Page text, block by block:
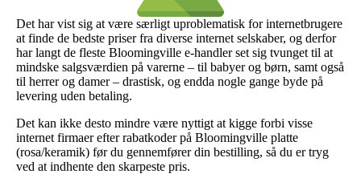
Det har vist sig at være særligt uproblematisk for internetbrugere
at finde de bedste priser fra diverse internet selskaber, og derfor
har langt de fleste Bloomingville e-handler set sig tvunget til at
mindske salgsværdien på varerne – til babyer og børn, samt også
til herrer og damer – drastisk, og endda nogle gange byde på
levering uden betaling.
Det kan ikke desto mindre være nyttigt at kigge forbi visse
internet firmaer efter rabatkoder på Bloomingville platte
(rosa/keramik) før du gennemfører din bestilling, så du er tryg
ved at indhente den skarpeste pris.